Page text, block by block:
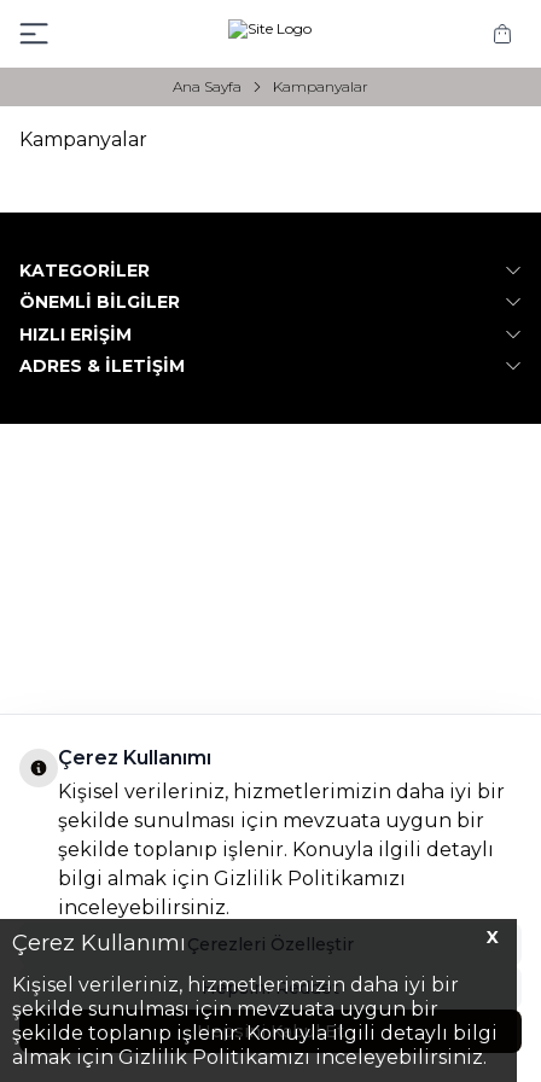
X
Çerez Kullanımı
Kişisel verileriniz, hizmetlerimizin daha iyi bir
şekilde sunulması için mevzuata uygun bir
şekilde toplanıp işlenir. Konuyla ilgili detaylı bilgi
almak için Gizlilik Politikamızı inceleyebilirsiniz.
Ana Sayfa Kampanyalar
Kampanyalar
KATEGORILER
ÖNEMLI BILGILER
HIZLI ERIŞIM
ADRES & İLETIŞIM
Çerez Kullanımı
Kişisel verileriniz, hizmetlerimizin daha iyi bir
şekilde sunulması için mevzuata uygun bir
şekilde toplanıp işlenir. Konuyla ilgili detaylı
bilgi almak için Gizlilik Politikamızı
inceleyebilirsiniz.
Çerezleri Özelleştir
Hepsini Reddet
Hepsini Kabul Et